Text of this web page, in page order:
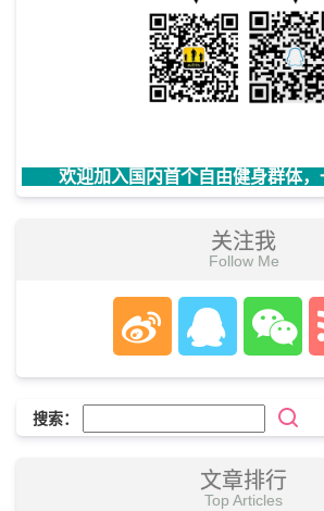
欢迎加入国内首个自由健身群体
关注我
Follow Me
搜索：
文章排行
Top Articles